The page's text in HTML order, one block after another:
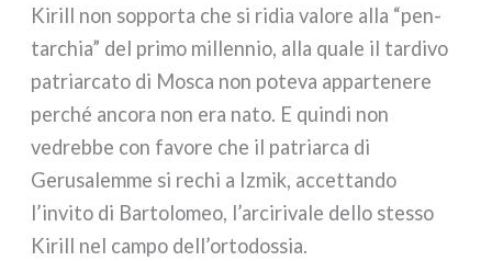
Kirill non sop­por­ta che si ridia valo­re alla “pen­
tar­chia” del pri­mo mil­len­nio, alla qua­le il tar­di­vo
patriar­ca­to di Mosca non pote­va appar­te­ne­re
per­ché anco­ra non era nato. E quin­di non
vedreb­be con favo­re che il patriar­ca di
Gerusalemme si rechi a Izmik, accet­tan­do
l’invito di Bartolomeo, l’arcirivale del­lo stes­so
Kirill nel cam­po dell’ortodossia.